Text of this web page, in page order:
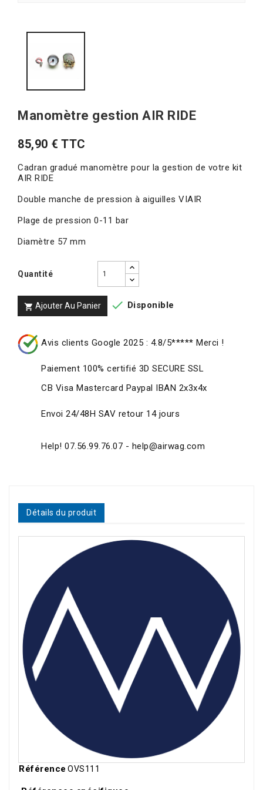
Manomètre gestion AIR RIDE
85,90 € TTC
Cadran gradué manomètre pour la gestion de votre kit
AIR RIDE
Double manche de pression à aiguilles VIAIR
Plage de pression 0-11 bar
Diamètre 57 mm
Quantité
 Ajouter Au Panier  Disponible
Avis clients Google 2025 : 4.8/5***** Merci !
Paiement 100% certifié 3D SECURE SSL
CB Visa Mastercard Paypal IBAN 2x3x4x
Envoi 24/48H SAV retour 14 jours
Help! 07.56.99.76.07 - help@airwag.com
Détails du produit
Référence OVS111